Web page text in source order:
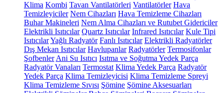
Klima Kombi Tavan Vantilatörleri Vantilatörler Hava
Temizleyiciler Nem Cihazları Hava Temizleme Cihazları
Buhar Makineleri Nem Alma Cihazları ve Rutubet Gidericiler
Elektrikli Isıtıcılar Quartz Isıtıcılar Infrared Isıtıcılar Kule Tipi
IsıtıcılarYağlı Radyatör Fanlı Isıtıcılar Elektrikli Radyatörler
Dış Mekan Isıtıcılar Havlupanlar Radyatörler Termosifonlar
Şofbenler Ani Su Isıtıcı Isıtma ve Soğutma Yedek Parça
Radyatör Vanaları Termostat Klima Yedek Parça Radyatör
Yedek Parça Klima Temizleyicisi Klima Temizleme Spreyi
Klima Temizleme Sıvısı Şömine Şömine Aksesuarları